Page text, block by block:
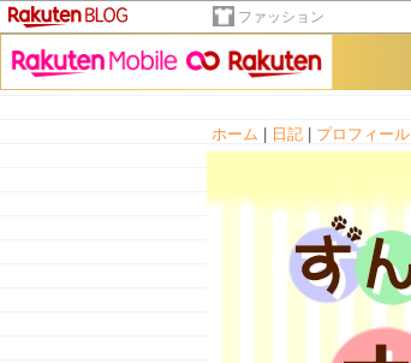
ファッション
ホーム 日記 プロフィール